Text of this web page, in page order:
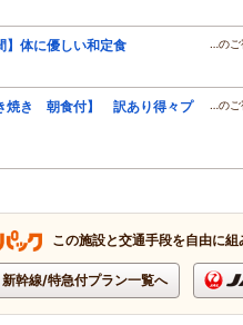
】体に優しい和定食 …のご
き焼き 朝食付】 訳あり得々プ
…のご
この施設と交通手段を自由に
新幹線/特急付プラン一覧へ